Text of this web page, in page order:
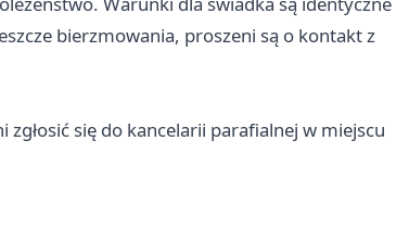
bierzmowania, proszeni są o kontakt z
się do kancelarii parafialnej w miejscu